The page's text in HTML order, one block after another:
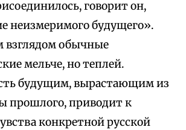
говорит он,
неизмеримого будущего».
взглядом обычные
мельче, но теплей.
будущим, вырастающим из
прошлого, приводит к
конкретной русской